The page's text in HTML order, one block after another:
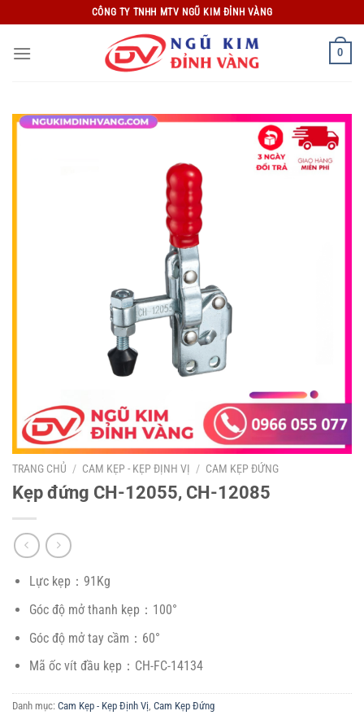
qua
nội
CÔNG TY TNHH MTV NGŨ KIM ĐỈNH VÀNG
0
TRANG CHỦ / CAM KẸP - KẸP ĐỊNH VỊ / CAM KẸP ĐỨNG
Kẹp đứng CH-12055, CH-12085
Lực kẹp：91Kg
Góc độ mở thanh kẹp：100°
Góc độ mở tay cầm：60°
Mã ốc vít đầu kẹp：CH-FC-14134
Danh mục: Cam Kẹp - Kẹp Định Vị, Cam Kẹp Đứng